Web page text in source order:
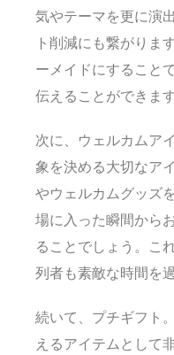
気やテーマを更に演
ト削減にも繋がりま
ーメイドにすること
伝えることができます
次に、ウェルカムア
象を決める大切なア
やウェルカムグッズ
場に入った瞬間から
ることでしょう。こ
列者も素敵な時間を
続いて、プチギフト
えるアイテムとして